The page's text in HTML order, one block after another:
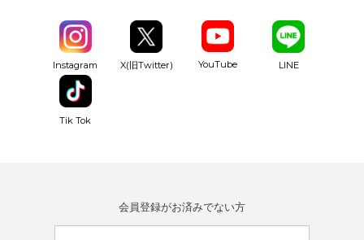
Instagram X(旧Twitter) YouTube LINE
Tik Tok
会員登録がお済みでない方